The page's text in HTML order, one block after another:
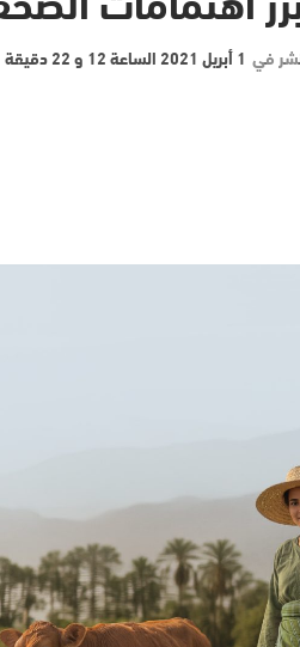
في 1 أبريل 2021 الساعة 12 و 22 دقيقة